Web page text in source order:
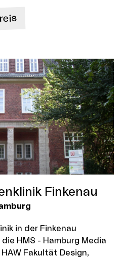
Finkenau
in der Finkenau
HMS - Hamburg Media
Fakultät Design,